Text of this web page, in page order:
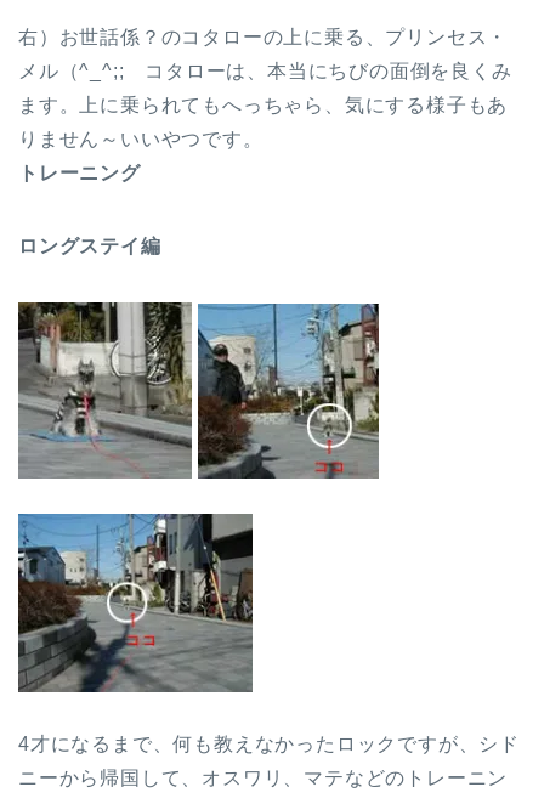
右）お世話係？のコタローの上に乗る、プリンセス・
メル（^_^;; コタローは、本当にちびの面倒を良くみ
ます。上に乗られてもへっちゃら、気にする様子もあ
りません～いいやつです。
トレーニング
ロングステイ編
4才になるまで、何も教えなかったロックですが、シド
ニーから帰国して、オスワリ、マテなどのトレーニン